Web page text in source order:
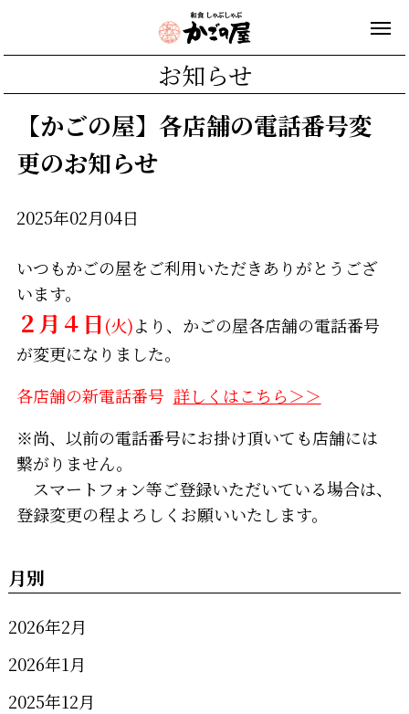
お知らせ
【かごの屋】各店舗の電話番号変
更のお知らせ
2025年02月04日
いつもかごの屋をご利用いただきありがとうござ
います。
２月４日(火)より、かごの屋各店舗の電話番号
が変更になりました。
各店舗の新電話番号 詳しくはこちら＞＞
※尚、以前の電話番号にお掛け頂いても店舗には
繋がりません。
スマートフォン等ご登録いただいている場合は、
登録変更の程よろしくお願いいたします。
月別
2026年2月
2026年1月
2025年12月